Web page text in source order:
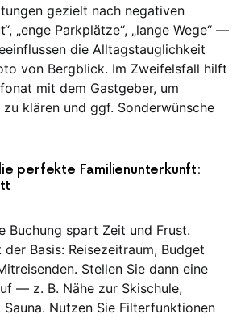
gezielt nach negativen
„enge Parkplätze“, „lange Wege“ —
die Alltagstauglichkeit
von Bergblick. Im Zweifelsfall hilft
mit dem Gastgeber, um
klären und ggf. Sonderwünsche
perfekte Familienunterkunft:
Buchung spart Zeit und Frust.
der Basis: Reisezeitraum, Budget
Stellen Sie dann eine
— z. B. Nähe zur Skischule,
Nutzen Sie Filterfunktionen